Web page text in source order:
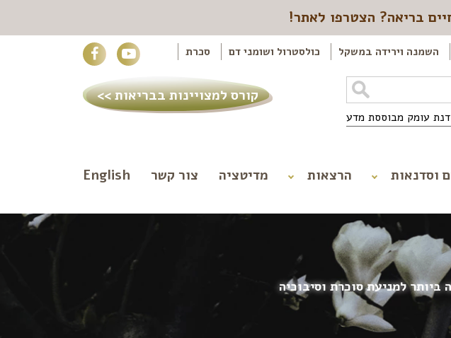
בריאה? הצטרפו לאתר!
השמנה וירידה במשקל כולסטרול ושומני דם סכרת
עומק מבוססת מדע
קורס למצויינות בבריאות >>
וסדנאות הרצאות מדיטציה צור קשר English
ביותר למניעת סוכרת וסיבוכיה